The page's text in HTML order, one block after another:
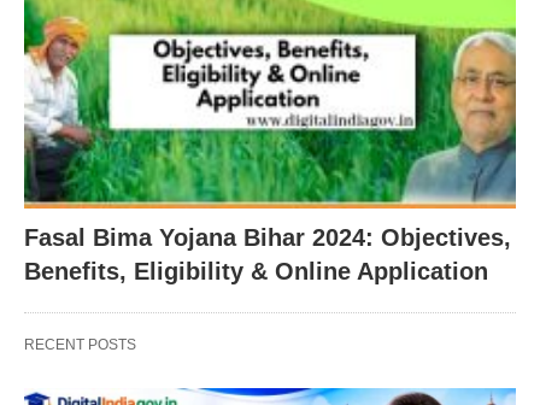
Fasal Bima Yojana Bihar 2024: Objectives,
Benefits, Eligibility & Online Application
RECENT POSTS